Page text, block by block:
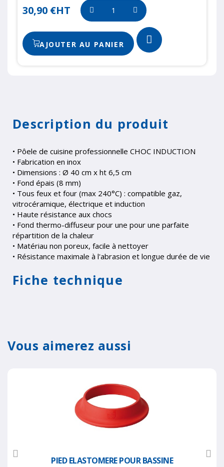
30,90 €HT
AJOUTER AU PANIER
Description du produit
• Pôele de cuisine professionnelle CHOC INDUCTION
• Fabrication en inox
• Dimensions : Ø 40 cm x ht 6,5 cm
• Fond épais (8 mm)
• Tous feux et four (max 240°C) : compatible gaz,
vitrocéramique, électrique et induction
• Haute résistance aux chocs
• Fond thermo-diffuseur pour une pour une parfaite
répartition de la chaleur
• Matériau non poreux, facile à nettoyer
• Résistance maximale à l'abrasion et longue durée de vie
Fiche technique
Vous aimerez aussi
PIED ELASTOMERE POUR BASSINE